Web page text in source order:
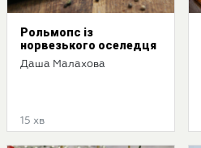
Рольмопс із
норвезького оселедця
Даша Малахова
15 хв